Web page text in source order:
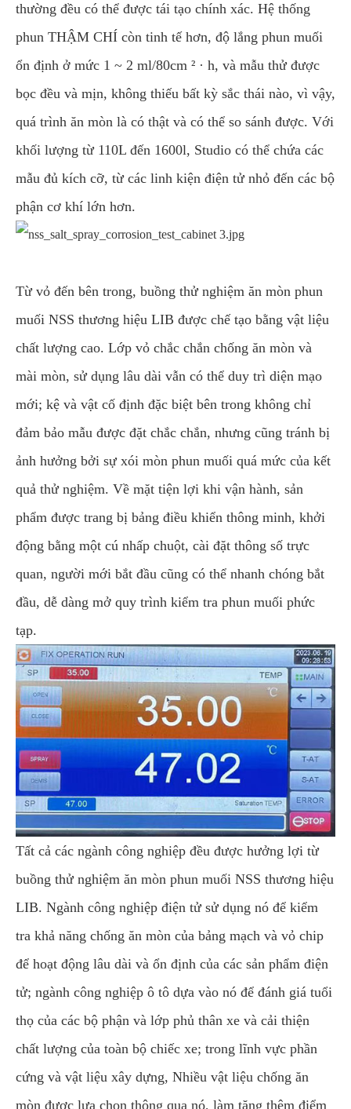
thường đều có thể được tái tạo chính xác. Hệ thống
phun THẬM CHÍ còn tinh tế hơn, độ lắng phun muối
ổn định ở mức 1 ~ 2 ml/80cm ² · h, và mẫu thử được
bọc đều và mịn, không thiếu bất kỳ sắc thái nào, vì vậy,
quá trình ăn mòn là có thật và có thể so sánh được. Với
khối lượng từ 110L đến 1600l, Studio có thể chứa các
mẫu đủ kích cỡ, từ các linh kiện điện tử nhỏ đến các bộ
phận cơ khí lớn hơn.
Từ vỏ đến bên trong, buồng thử nghiệm ăn mòn phun
muối NSS thương hiệu LIB được chế tạo bằng vật liệu
chất lượng cao. Lớp vỏ chắc chắn chống ăn mòn và
mài mòn, sử dụng lâu dài vẫn có thể duy trì diện mạo
mới; kệ và vật cố định đặc biệt bên trong không chỉ
đảm bảo mẫu được đặt chắc chắn, nhưng cũng tránh bị
ảnh hưởng bởi sự xói mòn phun muối quá mức của kết
quả thử nghiệm. Về mặt tiện lợi khi vận hành, sản
phẩm được trang bị bảng điều khiển thông minh, khởi
động bằng một cú nhấp chuột, cài đặt thông số trực
quan, người mới bắt đầu cũng có thể nhanh chóng bắt
đầu, dễ dàng mở quy trình kiểm tra phun muối phức
tạp.
Tất cả các ngành công nghiệp đều được hưởng lợi từ
buồng thử nghiệm ăn mòn phun muối NSS thương hiệu
LIB. Ngành công nghiệp điện tử sử dụng nó để kiểm
tra khả năng chống ăn mòn của bảng mạch và vỏ chip
để hoạt động lâu dài và ổn định của các sản phẩm điện
tử; ngành công nghiệp ô tô dựa vào nó để đánh giá tuổi
thọ của các bộ phận và lớp phủ thân xe và cải thiện
chất lượng của toàn bộ chiếc xe; trong lĩnh vực phần
cứng và vật liệu xây dựng, Nhiều vật liệu chống ăn
mòn được lựa chọn thông qua nó, làm tăng thêm điểm